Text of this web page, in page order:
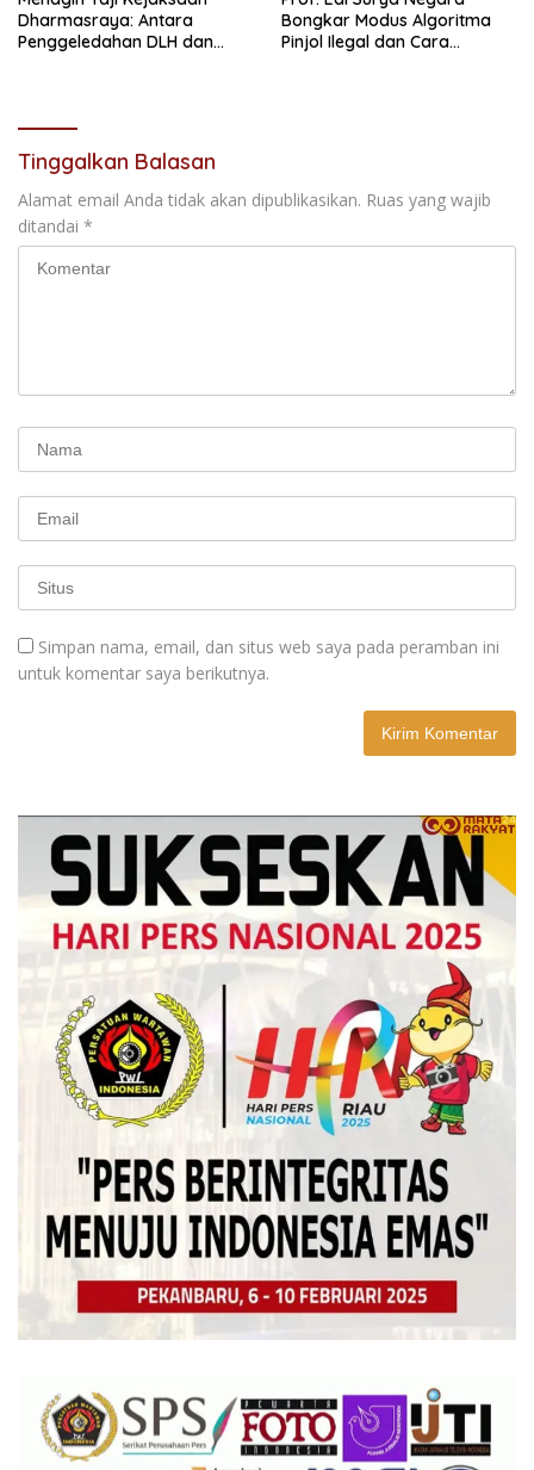
Dharmasraya: Antara
Penggeledahan DLH dan
Bongkar Modus Algoritma
Pinjol Ilegal dan Cara
Tinggalkan Balasan
Alamat email Anda tidak akan dipublikasikan. Ruas yang wajib
ditandai *
Simpan nama, email, dan situs web saya pada peramban ini
untuk komentar saya berikutnya.